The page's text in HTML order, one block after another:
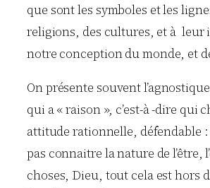
que sont les symboles et les
religions, des cultures, et à leur
notre conception du monde, et
On présente souvent
qui a « raison », c’est-à -dire qui
attitude rationnelle, défendable
pas connaitre la nature de l’être,
choses, Dieu, tout cela est hors